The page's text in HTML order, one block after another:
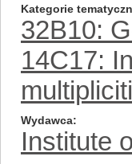
Kategorie
32B10:
14C17:
Wydawca
Institute